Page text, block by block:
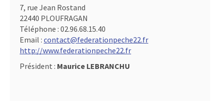
7, rue Jean Rostand
22440 PLOUFRAGAN
Téléphone : 02.96.68.15.40
Email : contact@federationpeche22.fr
http://www.federationpeche22.fr
Président : Maurice LEBRANCHU